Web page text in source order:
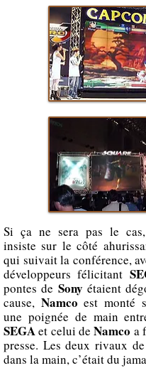
Si ça ne sera pas le
insiste sur le côté
qui suivait la conférence,
développeurs félicitant
pontes de Sony étaient
cause, Namco est monté
une poignée de main
SEGAet celui deNamco a
presse. Les deux rivaux
dans la main, c’était du